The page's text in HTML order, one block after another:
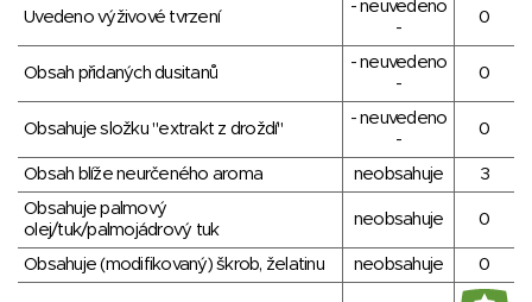
Uvedeno výživové tvrzení
- neuvedeno
-
0
Obsah přidaných dusitanů
- neuvedeno
-
0
Obsahuje složku "extrakt z droždí"
- neuvedeno
-
0
Obsah blíže neurčeného aroma neobsahuje
3
Obsahuje palmový
olej/tuk/palmojádrový tuk
neobsahuje 0
Obsahuje (modifikovaný) škrob, želatinu neobsahuje 0